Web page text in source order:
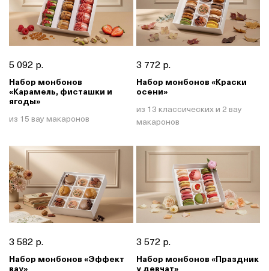
5 092 р.
Набор монбонов
«Карамель, фисташки и
ягоды»
из 15 вау макаронов
3 772 р.
Набор монбонов «Краски
осени»
из 13 классических и 2 вау
макаронов
3 582 р.
Набор монбонов «Эффект
вау»
3 572 р.
Набор монбонов «Праздник
у девчат»